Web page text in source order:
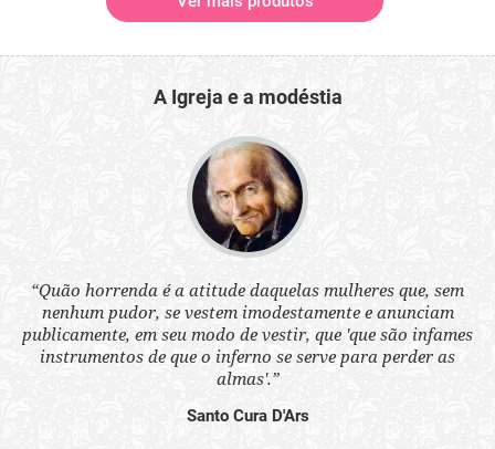
A Igreja e a modéstia
“Quão horrenda é a atitude daquelas mulheres que, sem
nenhum pudor, se vestem imodestamente e anunciam
publicamente, em seu modo de vestir, que 'que são infames
instrumentos de que o inferno se serve para perder as
almas'.”
Santo Cura D'Ars